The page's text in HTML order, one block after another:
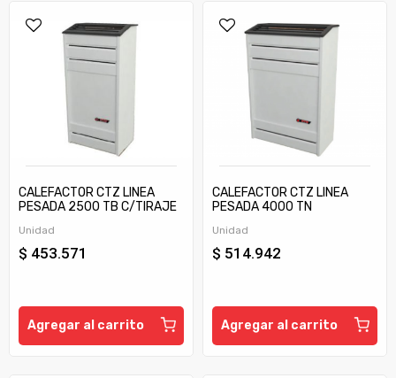
CALEFACTOR CTZ LINEA
PESADA 2500 TB C/TIRAJE
Unidad
$ 453.571
Agregar al carrito
CALEFACTOR CTZ LINEA
PESADA 4000 TN
Unidad
$ 514.942
Agregar al carrito